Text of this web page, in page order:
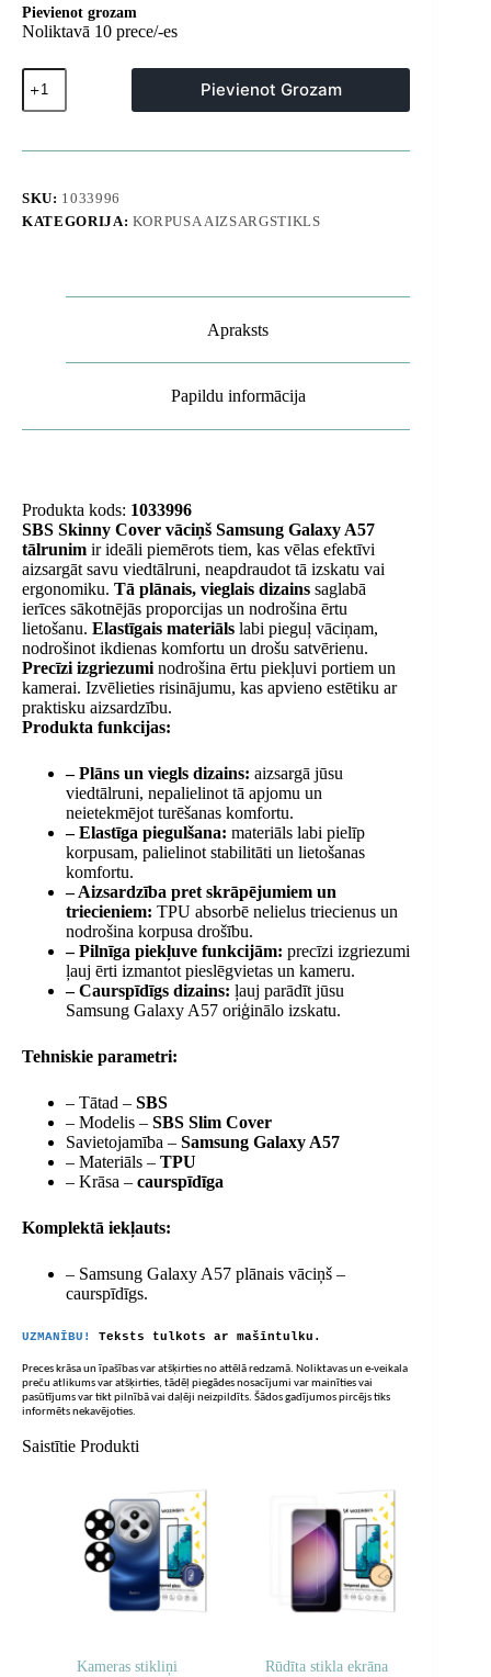
Pievienot grozam
Noliktavā 10 prece/-es
Samsung
Galaxy
A57
maciņš
daudzums
Pievienot Grozam
SKU: 1033996
KATEGORIJA: KORPUSA AIZSARGSTIKLS
Apraksts
Papildu informācija
Produkta kods: 1033996
SBS Skinny Cover vāciņš Samsung Galaxy A57
tālrunim ir ideāli piemērots tiem, kas vēlas efektīvi
aizsargāt savu viedtālruni, neapdraudot tā izskatu vai
ergonomiku. Tā plānais, vieglais dizains saglabā
ierīces sākotnējās proporcijas un nodrošina ērtu
lietošanu. Elastīgais materiāls labi pieguļ vāciņam,
nodrošinot ikdienas komfortu un drošu satvērienu.
Precīzi izgriezumi nodrošina ērtu piekļuvi portiem un
kamerai. Izvēlieties risinājumu, kas apvieno estētiku ar
praktisku aizsardzību.
Produkta funkcijas:
– Plāns un viegls dizains: aizsargā jūsu
viedtālruni, nepalielinot tā apjomu un
neietekmējot turēšanas komfortu.
– Elastīga piegulšana: materiāls labi pielīp
korpusam, palielinot stabilitāti un lietošanas
komfortu.
– Aizsardzība pret skrāpējumiem un
triecieniem: TPU absorbē nelielus triecienus un
nodrošina korpusa drošību.
– Pilnīga piekļuve funkcijām: precīzi izgriezumi
ļauj ērti izmantot pieslēgvietas un kameru.
– Caurspīdīgs dizains: ļauj parādīt jūsu
Samsung Galaxy A57 oriģinālo izskatu.
Tehniskie parametri:
– Tātad – SBS
– Modelis – SBS Slim Cover
Savietojamība – Samsung Galaxy A57
– Materiāls – TPU
– Krāsa – caurspīdīga
Komplektā iekļauts:
– Samsung Galaxy A57 plānais vāciņš –
caurspīdīgs.
UZMANĪBU! Teksts tulkots ar mašīntulku.
Preces krāsa un īpašības var atšķirties no attēlā redzamā. Noliktavas un e-veikala
preču atlikums var atšķirties, tādēļ piegādes nosacījumi var mainīties vai
pasūtījums var tikt pilnībā vai daļēji neizpildīts. Šādos gadījumos pircējs tiks
informēts nekavējoties.
Saistītie Produkti
Kameras stikliņi
Rūdīta stikla ekrāna